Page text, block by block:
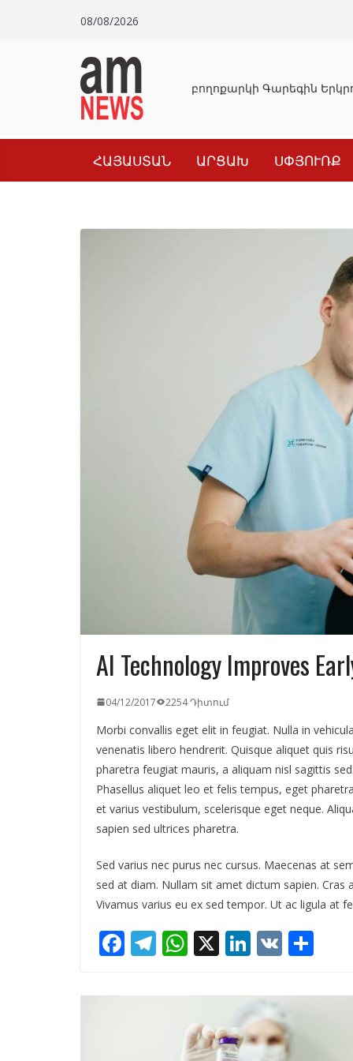
08/08/2026
Դատախազությունը կբողոքարկի Գարեգին
ՀԱՅԱՍՏԱՆ ԱՐՑԱԽ ՍՓՅՈՒՌՔ
AI Technology Improves
04/12/2017 2254 Դիտում
Morbi convallis eget elit in feugiat. Nulla in
venenatis libero hendrerit. Quisque aliquet quis
pharetra feugiat mauris, a aliquam nisl sagittis
Phasellus aliquet leo et felis tempus, eget
et varius vestibulum, scelerisque eget neque.
sapien sed ultrices pharetra.
Sed varius nec purus nec cursus. Maecenas at
sed at diam. Nullam sit amet dictum sapien.
Vivamus varius eu ex sed tempor. Ut ac ligula at
F T
e
W
at
s
A
X Li
k
e
dI
V
ar